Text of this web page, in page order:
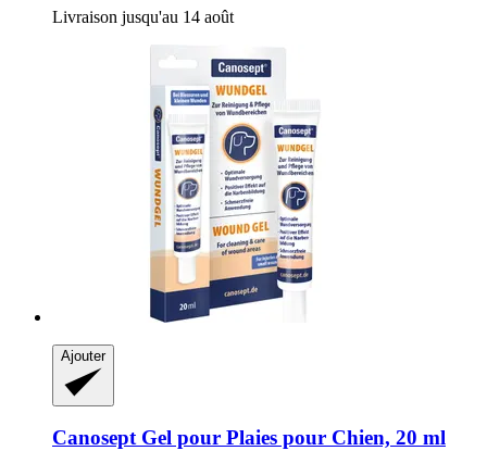
Livraison jusqu'au 14 août
Ajouter
CanoseptGel pour Plaies pour Chien, 20 ml